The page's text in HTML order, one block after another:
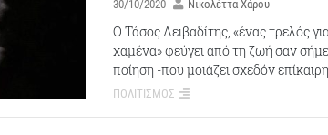
30/10/2020 Νικολέττα Χάρου
Ο Τάσος Λειβαδίτης, «ένας τρελός
χαμένα» φεύγει από τη ζωή σαν
ποίηση -που μοιάζει σχεδόν
ΠΟΛΙΤΙΣΜΟΣ